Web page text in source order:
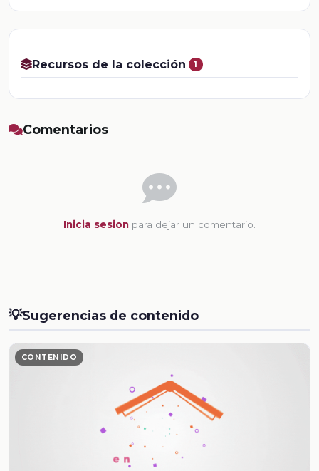
Recursos de la colección 1
Comentarios
Inicia sesion para dejar un comentario.
💡Sugerencias de contenido
CONTENIDO